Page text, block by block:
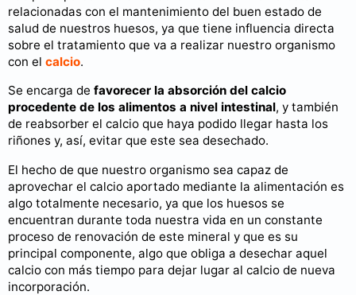
relacionadas con el mantenimiento del buen estado de
salud de nuestros huesos, ya que tiene influencia directa
sobre el tratamiento que va a realizar nuestro organismo
con el calcio.
Se encarga de favorecer la absorción del calcio
procedente de los alimentos a nivel intestinal, y también
de reabsorber el calcio que haya podido llegar hasta los
riñones y, así, evitar que este sea desechado.
El hecho de que nuestro organismo sea capaz de
aprovechar el calcio aportado mediante la alimentación es
algo totalmente necesario, ya que los huesos se
encuentran durante toda nuestra vida en un constante
proceso de renovación de este mineral y que es su
principal componente, algo que obliga a desechar aquel
calcio con más tiempo para dejar lugar al calcio de nueva
incorporación.